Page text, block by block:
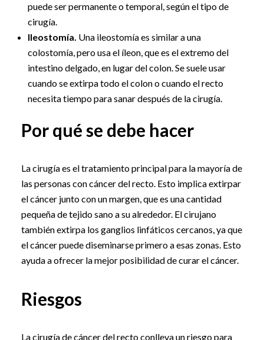
puede ser permanente o temporal, según el tipo de
cirugía.
Ileostomía. Una ileostomía es similar a una
colostomía, pero usa el íleon, que es el extremo del
intestino delgado, en lugar del colon. Se suele usar
cuando se extirpa todo el colon o cuando el recto
necesita tiempo para sanar después de la cirugía.
Por qué se debe hacer
La cirugía es el tratamiento principal para la mayoría de
las personas con cáncer del recto. Esto implica extirpar
el cáncer junto con un margen, que es una cantidad
pequeña de tejido sano a su alrededor. El cirujano
también extirpa los ganglios linfáticos cercanos, ya que
el cáncer puede diseminarse primero a esas zonas. Esto
ayuda a ofrecer la mejor posibilidad de curar el cáncer.
Riesgos
La cirugía de cáncer del recto conlleva un riesgo para